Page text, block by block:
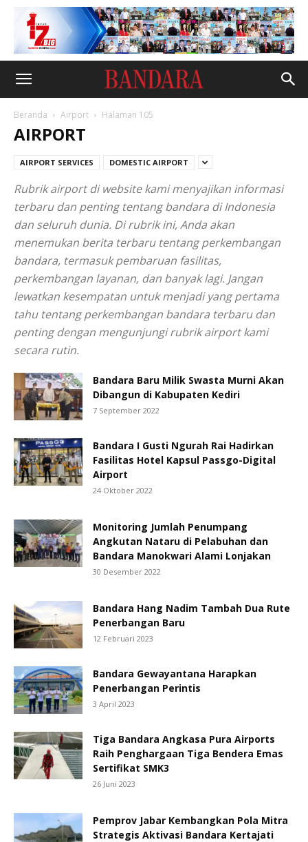
Beranda Airport Halaman 105
AIRPORT
AIRPORT SERVICES DOMESTIC AIRPORT
Rubrik airport di website kami menyajikan informasi
terbaru dan penting tentang bandara di Indonesia
dan seluruh dunia. Di rubrik ini, Anda akan
menemukan berita terbaru tentang perkembangan
bandara, termasuk pembaruan fasilitas,
perkembangan layanan, dan banyak lagi. Jangan
lewatkan kesempatan untuk menjadi yang pertama
tahu tentang perkembangan bandara terbaru dan
penting dengan mengunjungi rubrik airport kami
secara rutin.
Bandara Baru Milik Swasta Murni Akan
Dibangun di Kabupaten Kediri
7 September 2022
Bandara I Gusti Ngurah Rai Hadirkan
Fasilitas Hotel Kapsul Passgo-Digital
Airport
24 Oktober 2022
Monitoring Jumlah Penumpang
Angkutan Nataru di Pelabuhan dan
Bandara Manokwari Alami Lonjakan
30 Desember 2022
Bandara Hang Nadim Tambah Dua Rute
Penerbangan Baru
12 Februari 2023
Bandara Gewayantana Harapkan
Penerbangan Perintis
3 April 2023
Tiga Bandara Angkasa Pura Airports
Raih Penghargaan Tiga Bendera Emas
Sertifikat SMK3
26 Juni 2023
Pemprov Jabar Kembangkan Pola Mitra
Strategis Aktivasi Bandara Kertajati